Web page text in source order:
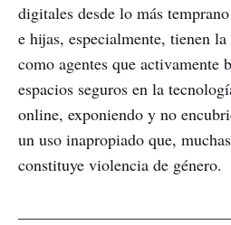
digitales desde lo más
e hijas, especialmente, tienen
como agentes que activamente
espacios seguros en la
online, exponiendo y no
un uso inapropiado que,
constituye violencia de género.